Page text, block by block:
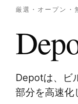
厳選・オープン・
Depotは、ビ
部分を高速化